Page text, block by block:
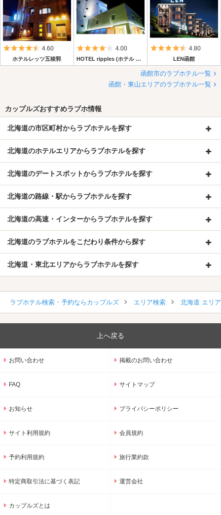
5つ星のうち4.5
4.60
ホテルレッツ五稜郭
5つ星のうち4
4.00
HOTEL ripples (ホテル リプル)
5つ星のうち
4.80
LEN函館
函館市のラブホテル一覧
函館・東山エリアのラブホテル一覧
カップルズおすすめラブホ情報
北海道の市区町村からラブホテルを探す
北海道のホテルエリアからラブホテルを探す
北海道のデートスポットからラブホテルを探す
北海道の路線・駅からラブホテルを探す
北海道の高速・インターからラブホテルを探す
北海道のラブホテルをこだわり条件から探す
北海道・東北エリアからラブホテルを探す
ラブホテル検索・予約ならカップルズ エリア検索 北海道 エリ
上へ戻る
お問い合わせ 掲載のお問い合わせ
FAQ サイトマップ
お知らせ プライバシーポリシー
サイト利用規約 会員規約
予約利用規約 旅行業約款
特定商取引法に基づく表記 運営会社
カップルズとは